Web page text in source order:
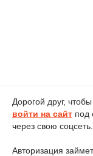
Дорогой друг,
войти на сайт под
через свою соцсеть.
Авторизация